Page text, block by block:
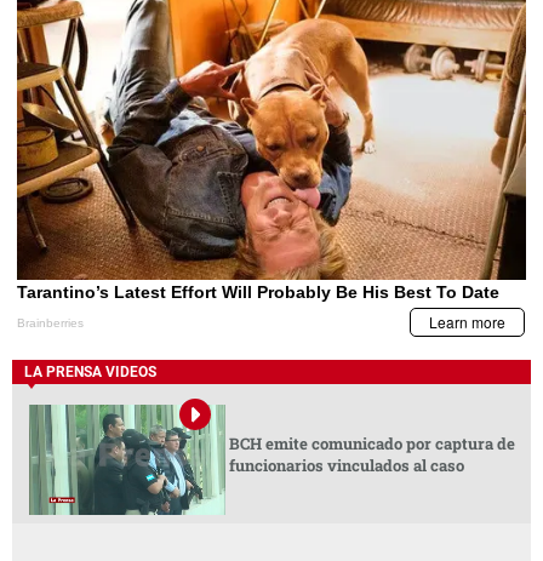
LA PRENSA VIDEOS
BCH emite comunicado por captura de
funcionarios vinculados al caso